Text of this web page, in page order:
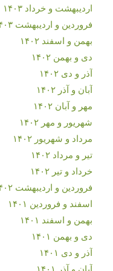
اردیبهشت و خرداد ۱۴۰۳
فروردین و اردیبهشت ۱۴۰۳
بهمن و اسفند ۱۴۰۲
دی و بهمن ۱۴۰۲
آذر و دی ۱۴۰۲
آبان و آذر ۱۴۰۲
مهر و آبان ۱۴۰۲
شهریور و مهر ۱۴۰۲
مرداد و شهریور ۱۴۰۲
تیر و مرداد ۱۴۰۲
خرداد و تیر ۱۴۰۲
فروردین و اردیبهشت ۱۴۰۲
اسفند و فروردین ۱۴۰۱
بهمن و اسفند ۱۴۰۱
دی و بهمن ۱۴۰۱
آذر و دی ۱۴۰۱
آبان و آذر ۱۴۰۱